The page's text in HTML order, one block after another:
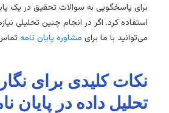
برای پاسخگویی به سوالات تحقیق در یک
استفاده کرد. اگر در انجام چنین تحلیلی
می‌توانید با ما برای مشاوره پایان نامه
نکات کلیدی برای
تحلیل داده در پایان